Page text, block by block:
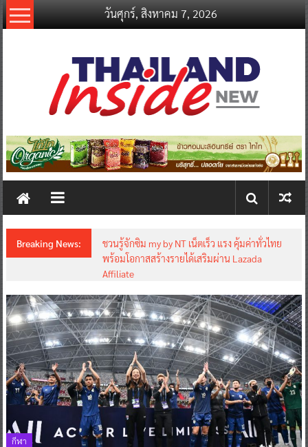
Skip
to
วันศุกร์, สิงหาคม 7, 2026
thailandinsidenew.com
Thailand
New
Breaking News:
ชวนรู้จักซิม my by NT เน็ตเร็ว แรง คุ้มค่าทั่วไทย
พร้อมโอกาสสร้างรายได้เสริมผ่าน Lazada
Affiliate
กีฬา